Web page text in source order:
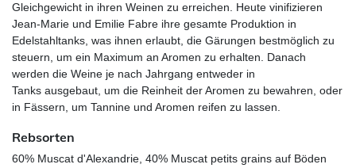
Gleichgewicht in ihren Weinen zu erreichen. Heute vinifizieren
Jean-Marie und Emilie Fabre ihre gesamte Produktion in
Edelstahltanks, was ihnen erlaubt, die Gärungen bestmöglich zu
steuern, um ein Maximum an Aromen zu erhalten. Danach
werden die Weine je nach Jahrgang entweder in
Tanks ausgebaut, um die Reinheit der Aromen zu bewahren, oder
in Fässern, um Tannine und Aromen reifen zu lassen.
Rebsorten
60% Muscat d'Alexandrie, 40% Muscat petits grains auf Böden